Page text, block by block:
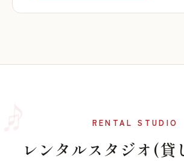
RENTAL STUDIO
レンタルスタジオ(貸